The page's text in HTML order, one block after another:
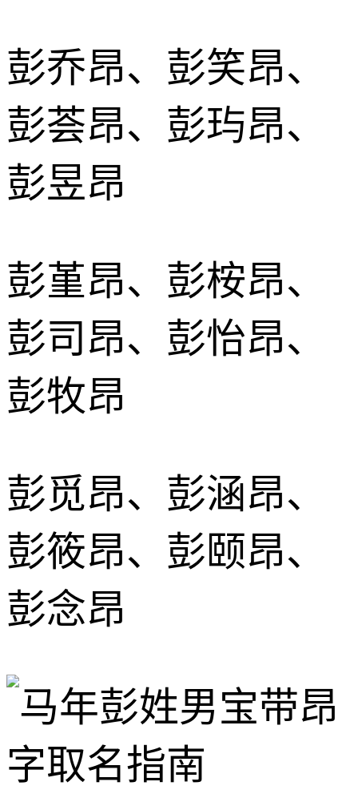
彭乔昂、彭笑昂、
彭荟昂、彭玙昂、
彭昱昂
彭堇昂、彭桉昂、
彭司昂、彭怡昂、
彭牧昂
彭觅昂、彭涵昂、
彭筱昂、彭颐昂、
彭念昂